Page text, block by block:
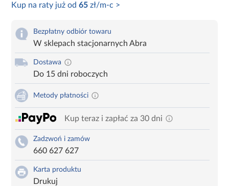
Kup na raty już od65 zł/m-c >
Bezpłatny odbiór towaru
W sklepach stacjonarnych Abra
Dostawa
Do 15 dni roboczych
Metody płatności
Kup teraz i zapłać za 30 dni
Zadzwoń i zamów
660 627 627
Karta produktu
Drukuj